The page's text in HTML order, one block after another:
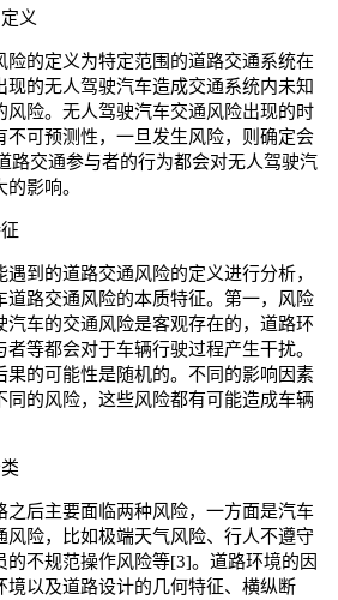
义
险的定义为特定范围的道路交通系统在
的无人驾驶汽车造成交通系统内未知
风险。无人驾驶汽车交通风险出现的时
不可预测性，一旦发生风险，则确定会
路交通参与者的行为都会对无人驾驶汽
影响。
到的道路交通风险的定义进行分析，
道路交通风险的本质特征。第一，风险
汽车的交通风险是客观存在的，道路环
等都会对于车辆行驶过程产生干扰。
果的可能性是随机的。不同的影响因素
同的风险，这些风险都有可能造成车辆
之后主要面临两种风险，一方面是汽车
风险，比如极端天气风险、行人不遵守
的不规范操作风险等[3]。道路环境的因
境以及道路设计的几何特征、横纵断